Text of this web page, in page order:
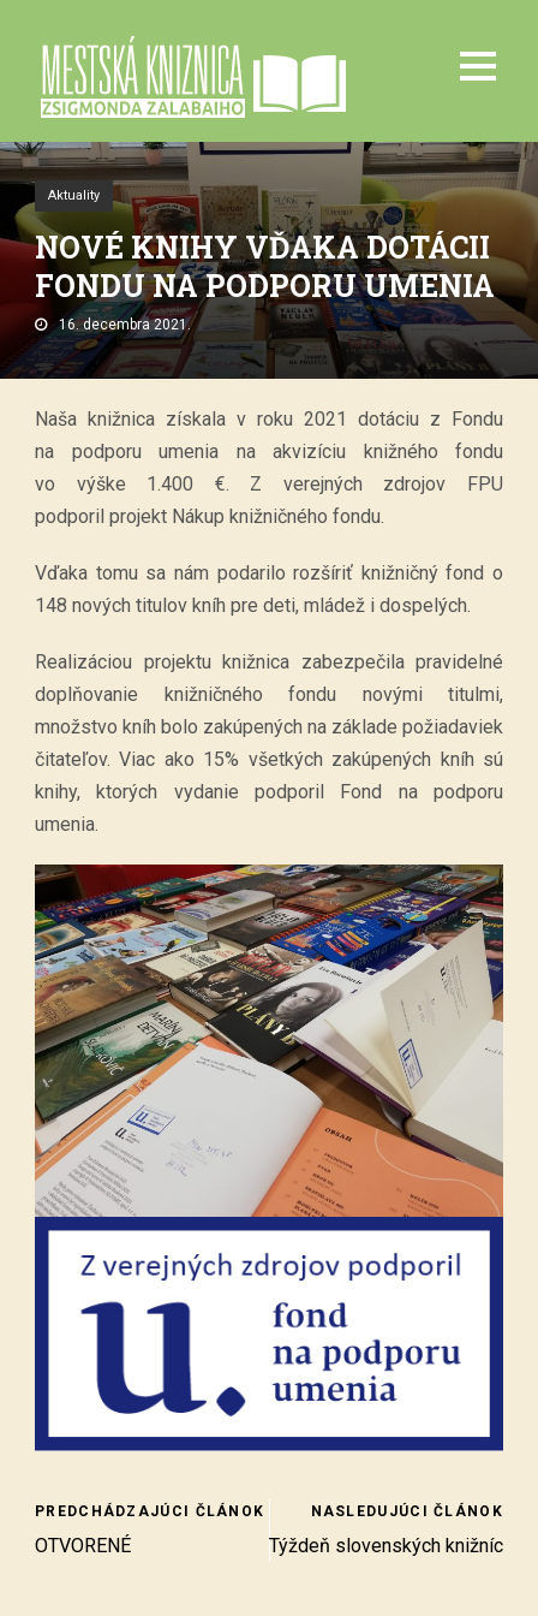
Aktuality
NOVÉ KNIHY VĎAKA DOTÁCII
FONDU NA PODPORU UMENIA
16. decembra 2021.
Naša knižnica získala v roku 2021 dotáciu z Fondu
na podporu umenia na akvizíciu knižného fondu
vo výške 1.400 €. Z verejných zdrojov FPU
podporil projekt Nákup knižničného fondu.
Vďaka tomu sa nám podarilo rozšíriť knižničný fond o
148 nových titulov kníh pre deti, mládež i dospelých.
Realizáciou projektu knižnica zabezpečila pravidelné
doplňovanie knižničného fondu novými titulmi,
množstvo kníh bolo zakúpených na základe požiadaviek
čitateľov. Viac ako 15% všetkých zakúpených kníh sú
knihy, ktorých vydanie podporil Fond na podporu
umenia.
PREDCHÁDZAJÚCI ČLÁNOK
OTVORENÉ
NASLEDUJÚCI ČLÁNOK
Týždeň slovenských knižníc